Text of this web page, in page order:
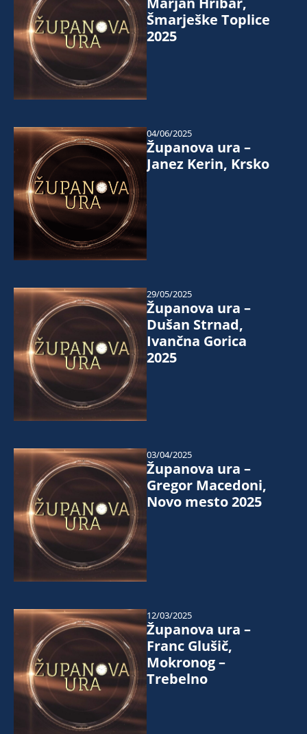
Šmarješke Toplice
2025
Županova ura –
Janez Kerin, Krsko
04/06/2025
Županova ura –
Dušan Strnad,
Ivančna Gorica
2025
29/05/2025
Županova ura –
Gregor Macedoni,
Novo mesto 2025
03/04/2025
Županova ura –
Franc Glušič,
Mokronog –
Trebelno
12/03/2025